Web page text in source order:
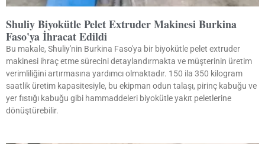
Shuliy Biyokütle Pelet Extruder Makinesi Burkina
Faso'ya İhracat Edildi
Bu makale, Shuliy'nin Burkina Faso'ya bir biyokütle pelet extruder
makinesi ihraç etme sürecini detaylandırmakta ve müşterinin üretim
verimliliğini artırmasına yardımcı olmaktadır. 150 ila 350 kilogram
saatlik üretim kapasitesiyle, bu ekipman odun talaşı, pirinç kabuğu ve
yer fıstığı kabuğu gibi hammaddeleri biyokütle yakıt peletlerine
dönüştürebilir.